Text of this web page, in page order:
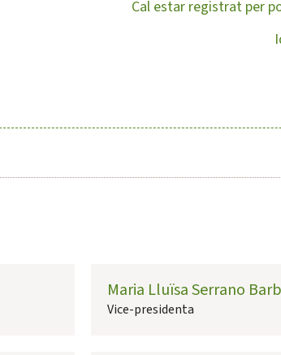
Cal estar registrat per
Maria Lluïsa Serrano
Vice-presidenta